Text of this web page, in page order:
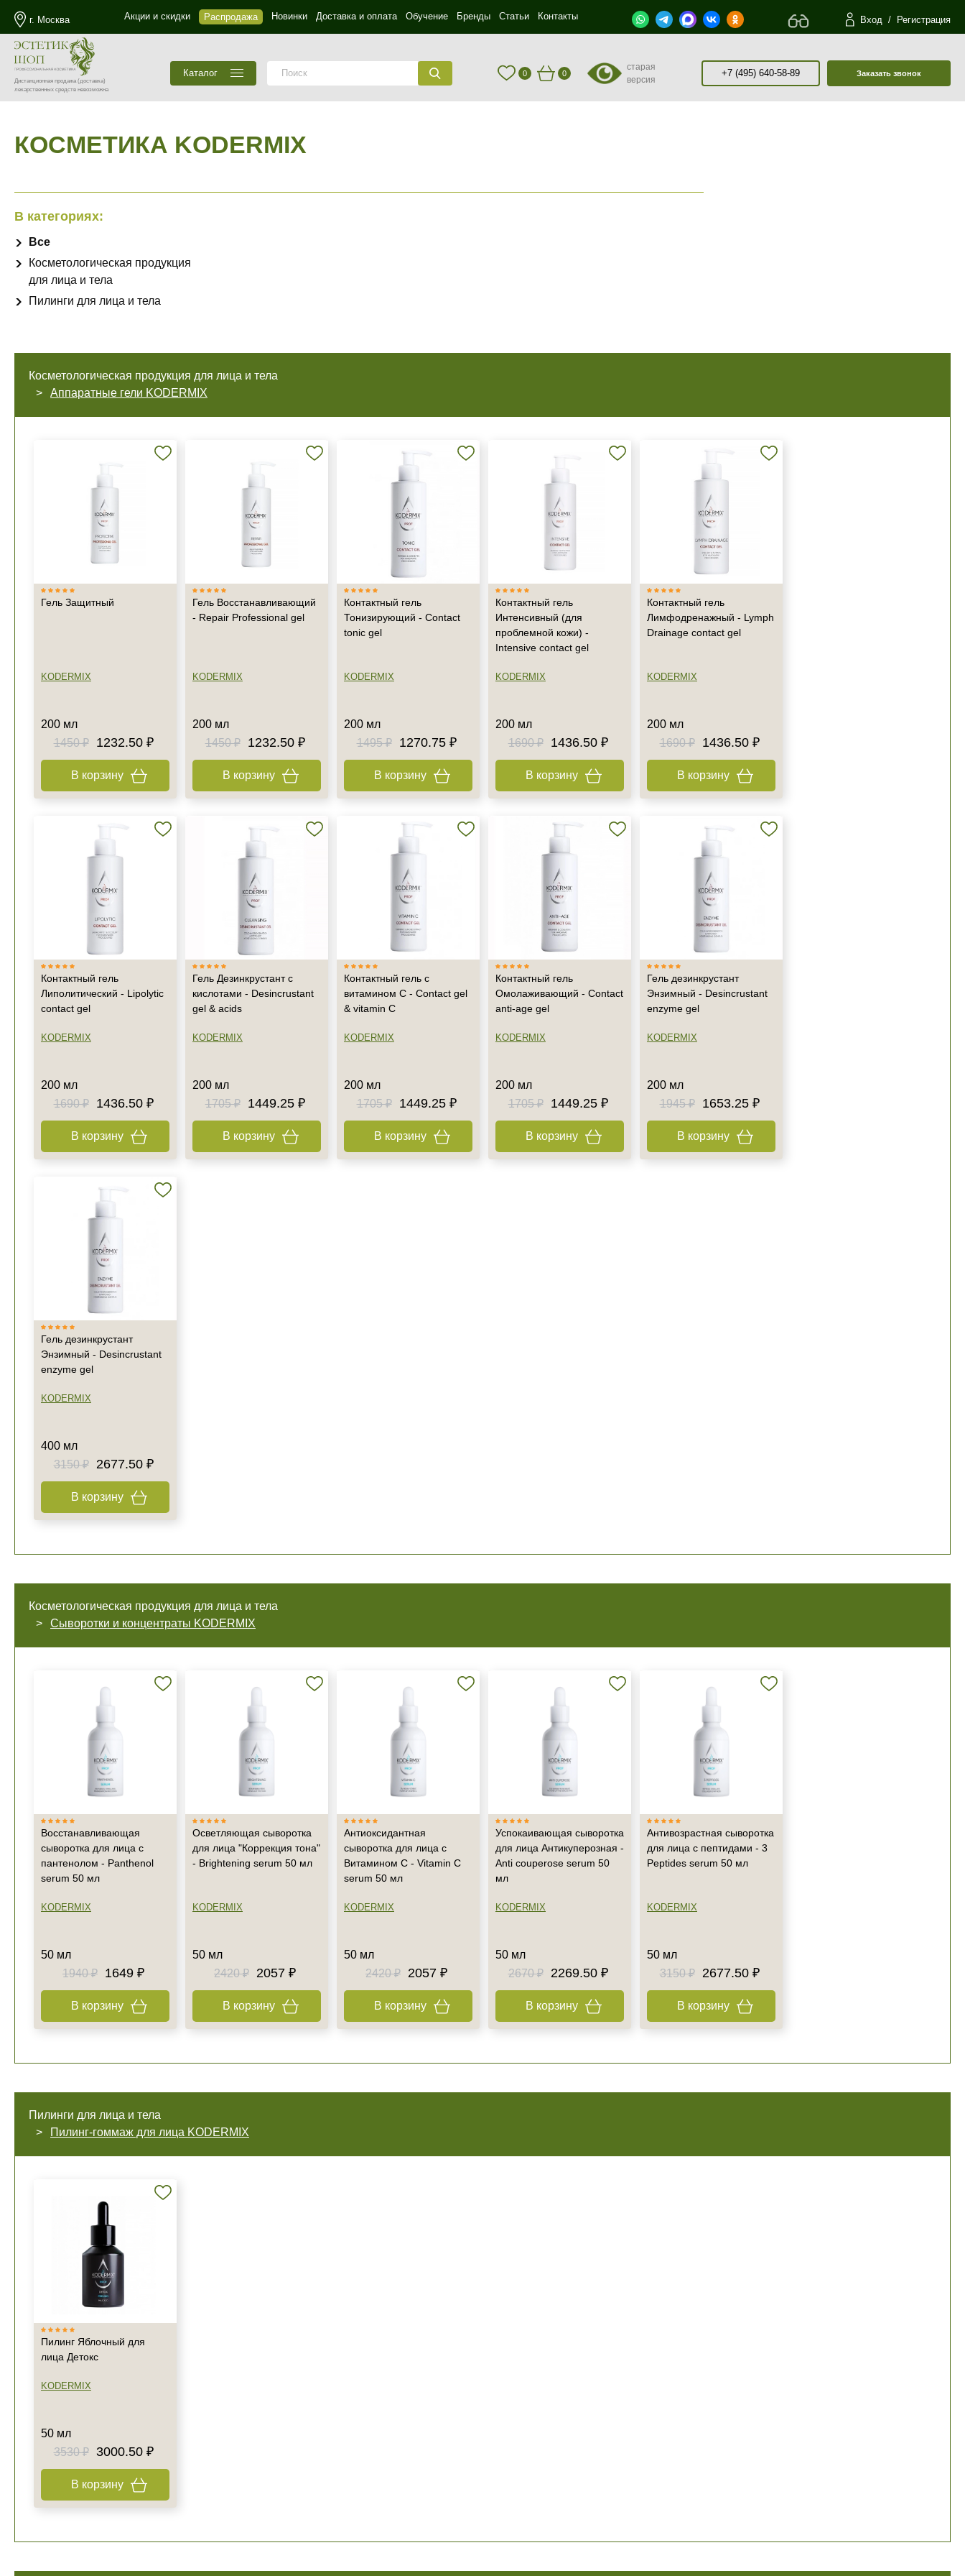
г. Москва Акции и скидки Распродажа Новинки Доставка и оплата Обучение Бренды Статьи Контакты Вход / Регистрация
Дистанционная продажа(доставка)
лекарственных средств невозможна
Каталог 0 0
старая
версия
+7 (495) 640-58-89 Заказать звонок
КОСМЕТИКА KODERMIX
В категориях:
Все
Косметологическая продукция
для лица и тела
Пилинги для лица и тела
Косметологическая продукция для лица и тела
Аппаратные гели KODERMIX
Гель Защитный
KODERMIX
200 мл
1450 ₽
1232.50 ₽
В корзину
Гель Восстанавливающий
- Repair Professional gel
KODERMIX
200 мл
1450 ₽
1232.50 ₽
В корзину
Контактный гель
Тонизирующий - Contact
tonic gel
KODERMIX
200 мл
1495 ₽
1270.75 ₽
В корзину
Контактный гель
Интенсивный (для
проблемной кожи) -
Intensive contact gel
KODERMIX
200 мл
1690 ₽
1436.50 ₽
В корзину
Контактный гель
Лимфодренажный - Lymph
Drainage contact gel
KODERMIX
200 мл
1690 ₽
1436.50 ₽
В корзину
Контактный гель
Липолитический - Lipolytic
contact gel
KODERMIX
200 мл
1690 ₽
1436.50 ₽
В корзину
Гель Дезинкрустант с
кислотами - Desincrustant
gel & acids
KODERMIX
200 мл
1705 ₽
1449.25 ₽
В корзину
Контактный гель с
витамином С - Contact gel
& vitamin C
KODERMIX
200 мл
1705 ₽
1449.25 ₽
В корзину
Контактный гель
Омолаживающий - Contact
anti-age gel
KODERMIX
200 мл
1705 ₽
1449.25 ₽
В корзину
Гель дезинкрустант
Энзимный - Desincrustant
enzyme gel
KODERMIX
200 мл
1945 ₽
1653.25 ₽
В корзину
Гель дезинкрустант
Энзимный - Desincrustant
enzyme gel
KODERMIX
400 мл
3150 ₽
2677.50 ₽
В корзину
Косметологическая продукция для лица и тела
Сыворотки и концентраты KODERMIX
Восстанавливающая
сыворотка для лица с
пантенолом - Panthenol
serum 50 мл
KODERMIX
50 мл
1940 ₽
1649 ₽
В корзину
Осветляющая сыворотка
для лица "Коррекция тона"
- Brightening serum 50 мл
KODERMIX
50 мл
2420 ₽
2057 ₽
В корзину
Антиоксидантная
сыворотка для лица с
Витамином С - Vitamin C
serum 50 мл
KODERMIX
50 мл
2420 ₽
2057 ₽
В корзину
Успокаивающая сыворотка
для лица Антикуперозная -
Anti couperose serum 50
мл
KODERMIX
50 мл
2670 ₽
2269.50 ₽
В корзину
Антивозрастная сыворотка
для лица с пептидами - 3
Peptides serum 50 мл
KODERMIX
50 мл
3150 ₽
2677.50 ₽
В корзину
Пилинги для лица и тела
Пилинг-гоммаж для лица KODERMIX
Пилинг Яблочный для
лица Детокс
KODERMIX
50 мл
3530 ₽
3000.50 ₽
В корзину